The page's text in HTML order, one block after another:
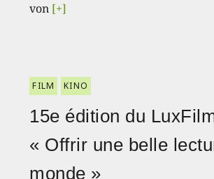
von [+]
FILM KINO
15e édition du
« Offrir une belle
monde »